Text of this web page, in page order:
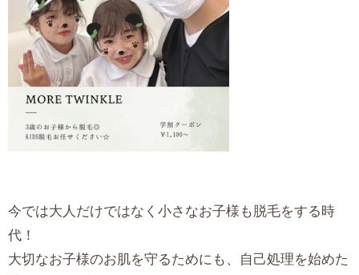
今では大人だけではなく小さなお子様も脱毛をする時
代！
大切なお子様のお肌を守るためにも、自己処理を始めた